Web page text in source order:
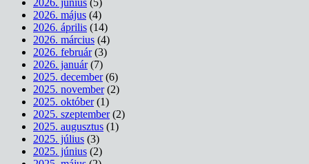
2026. június (5)
2026. május (4)
2026. április (14)
2026. március (4)
2026. február(3)
2026. január(7)
2025. december(6)
2025. november(2)
2025. október(1)
2025. szeptember(2)
2025. augusztus (1)
2025. július (3)
2025. június (2)